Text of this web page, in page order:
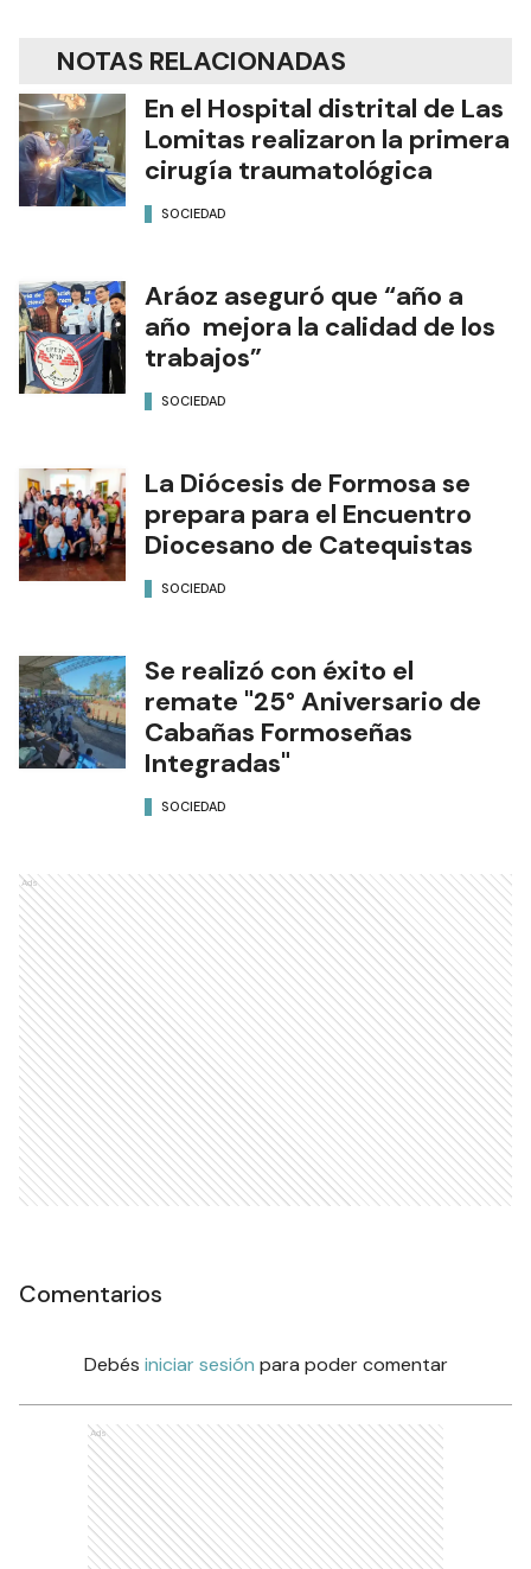
NOTAS RELACIONADAS
En el Hospital distrital de Las
Lomitas realizaron la primera
cirugía traumatológica
SOCIEDAD
Aráoz aseguró que “año a
año mejora la calidad de los
trabajos”
SOCIEDAD
La Diócesis de Formosa se
prepara para el Encuentro
Diocesano de Catequistas
SOCIEDAD
Se realizó con éxito el
remate "25° Aniversario de
Cabañas Formoseñas
Integradas"
SOCIEDAD
Ads
Comentarios
Debés iniciar sesión para poder comentar
Ads